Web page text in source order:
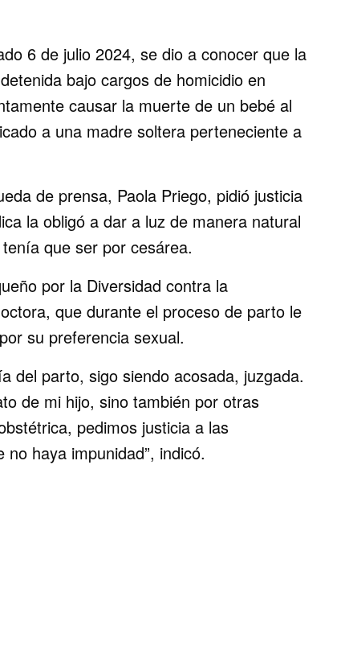
6 de julio 2024, se dio a conocer que la
bajo cargos de homicidio en
causar la muerte de un bebé al
a una madre soltera perteneciente a
de prensa, Paola Priego, pidió justicia
la obligó a dar a luz de manera natural
que ser por cesárea.
por la Diversidad contra la
que durante el proceso de parto le
su preferencia sexual.
del parto, sigo siendo acosada, juzgada.
de mi hijo, sino también por otras
pedimos justicia a las
haya impunidad”, indicó.